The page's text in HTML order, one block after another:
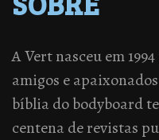
A Vert nasceu em
amigos e
bíblia do bodyboard
centena de revistas